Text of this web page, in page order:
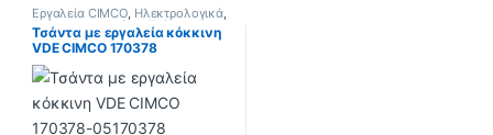
Εργαλεία CIMCO Ηλεκτρολογικά,
Τσάντες εργαλείων Τσάντες με
εργαλεία
Τσάντα με εργαλεία κόκκινη
VDE CIMCO 170378